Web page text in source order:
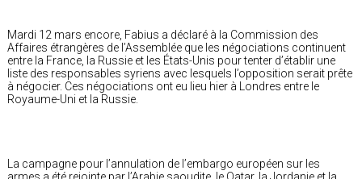
Mardi 12 mars encore, Fabius a déclaré à la Commission des
Affaires étrangères de l’Assemblée que les négociations continuent
entre la France, la Russie et les États-Unis pour tenter d’établir une
liste des responsables syriens avec lesquels l’opposition serait prête
à négocier. Ces négociations ont eu lieu hier à Londres entre le
Royaume-Uni et la Russie.
La campagne pour l’annulation de l’embargo européen sur les
armes a été rejointe par l’Arabie saoudite, le Qatar, la Jordanie et la